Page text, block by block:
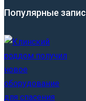
Популярные